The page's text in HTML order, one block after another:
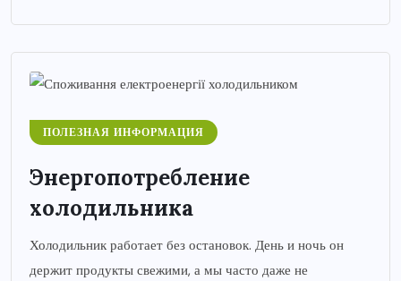
ПОЛЕЗНАЯ ИНФОРМАЦИЯ
Энергопотребление
холодильника
Холодильник работает без остановок. День и ночь он
держит продукты свежими, а мы часто даже не